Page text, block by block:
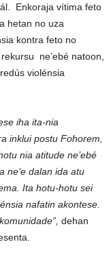
Enkoraja vítima feto
hetan no uza
kontra feto no
ne’ebé natoon,
violénsia
iha ita-nia
inklui postu Fohorem,
nia atitude ne’ebé
ne’e dalan ida atu
Ita hotu-hotu sei
nafatin akontese.
dehan